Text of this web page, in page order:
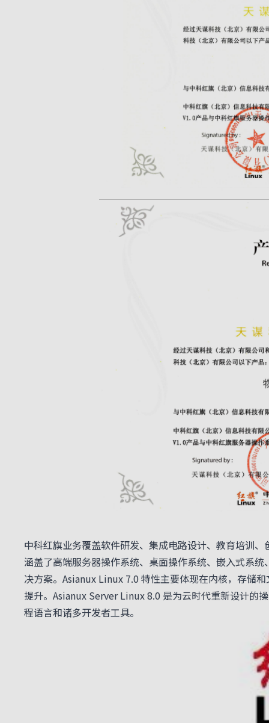
中科红旗业务覆盖软件研发、集成电路设计、教育培训
涵盖了高端服务器操作系统、桌面操作系统、嵌入式系
决方案。Asianux Linux 7.0 特性主要体现在内核，存储
提升。Asianux Server Linux 8.0 是为云时代重新设计的
程语言和诸多开发者工具。